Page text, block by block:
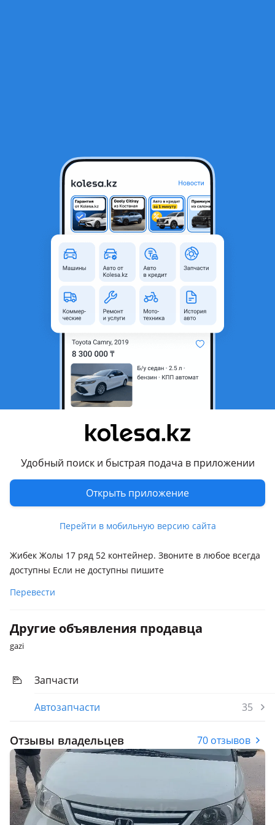
Удобный поиск и быстрая подача в приложении
Открыть приложение
Перейти в мобильную версию сайта
Двигатель Хонда Elysion 1998-2010
Объявление находится в архиве и может быть
Алматы, Алматинская
Оригинальность
Оригинал
Подходит на авто
2008 - 2013 1 поколение [2-й рестайлинг], 2006 - 2008 1
поколение рестайлинг, 2004 - 2006 1 поколение
Комментарий продавца
состояние Фото видео Отправим регионы за счет клиента
Жибек Жолы 17 ряд 52 контейнер. Звоните в любое всегда
доступны Если не доступны пишите
Перевести
Другие объявления продавца
gazi
Запчасти
Автозапчасти
35
Отзывы владельцев 70 отзывов